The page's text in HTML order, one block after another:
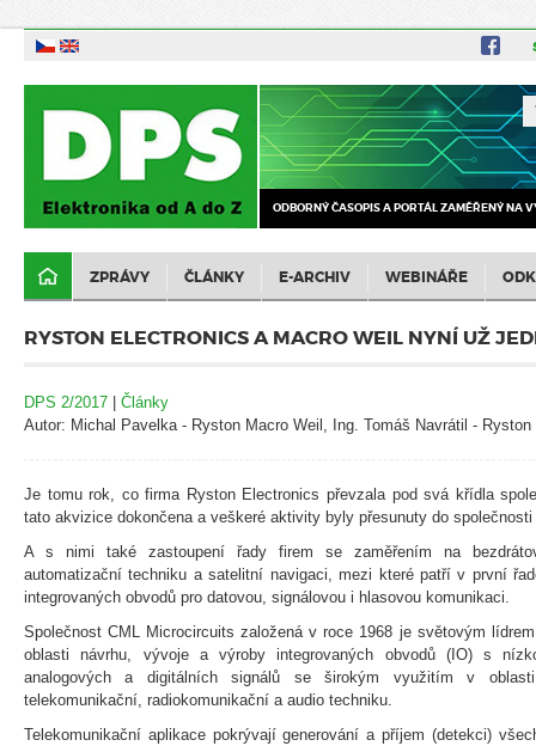
ODBORNÝ ČASOPIS A PORTÁL ZAMĚŘENÝ NA
ZPRÁVY ČLÁNKY E-ARCHIV WEBINÁŘE
RYSTON ELECTRONICS A MACRO WEIL NYNÍ UŽ
DPS 2/2017 | Články
Autor: Michal Pavelka - Ryston Macro Weil, Ing. Tomáš Navrátil -
Je tomu rok, co firma Ryston Electronics převzala pod svá křídla
tato akvizice dokončena a veškeré aktivity byly přesunuty do
A s nimi také zastoupení řady firem se zaměřením na
automatizační techniku a satelitní navigaci, mezi které patří v první
integrovaných obvodů pro datovou, signálovou i hlasovou komunikaci.
Společnost CML Microcircuits založená v roce 1968 je světovým
oblasti návrhu, vývoje a výroby integrovaných obvodů (IO) s
analogových a digitálních signálů se širokým využitím v
telekomunikační, radiokomunikační a audio techniku.
Telekomunikační aplikace pokrývají generování a příjem (detekci)